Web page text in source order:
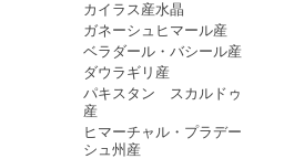
カイラス産水晶
ガネーシュヒマール産
ベラダール・バシール産
ダウラギリ産
パキスタン スカルドゥ
産
ヒマーチャル・プラデー
シュ州産